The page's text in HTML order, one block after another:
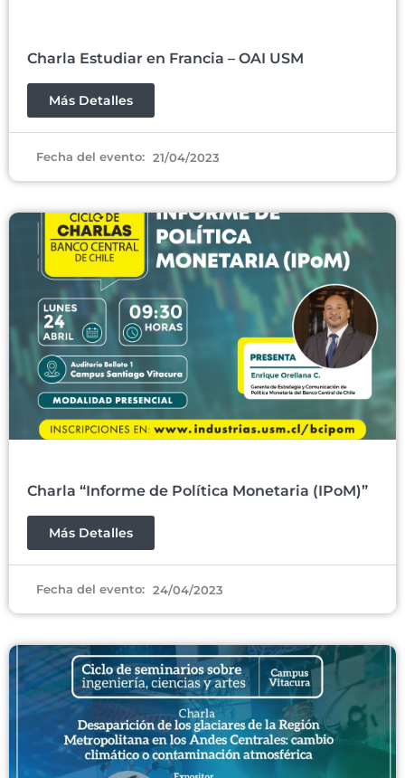
Charla Estudiar en Francia – OAI USM
Más Detalles
Fecha del evento: 21/04/2023
Charla “Informe de Política Monetaria (IPoM)”
Más Detalles
Fecha del evento: 24/04/2023